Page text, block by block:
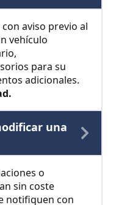
aviso previo al
vehículo
para su
adicionales.
una
o
sin coste
notifiquen con